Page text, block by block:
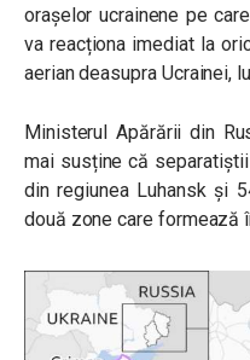
orașelor ucrainene pe
va reacționa imediat la
aerian deasupra Ucrainei,
Ministerul Apărării din
mai susține că
din regiunea Luhansk și
două zone care formează